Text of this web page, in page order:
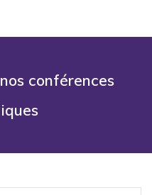
conférences